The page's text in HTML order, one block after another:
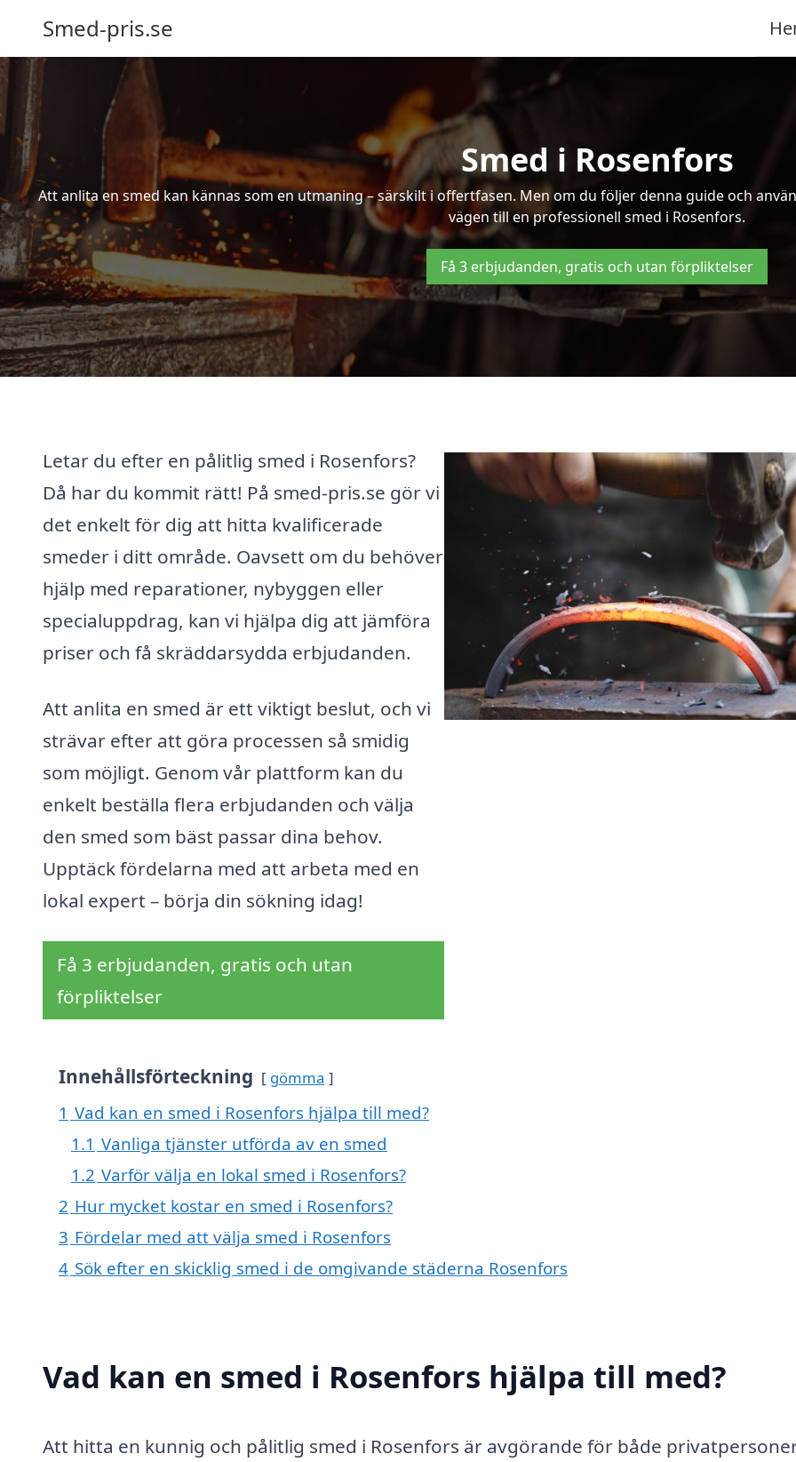
Smed-pris.se
Smed i Rosenfors
Att anlita en smed kan kännas som en utmaning – särskilt i offertfasen. Men om du följer denna guide och
vägen till en professionell smed i Rosenfors.
Få 3 erbjudanden, gratis och utan förpliktelser
Letar du efter en pålitlig smed i Rosenfors?
Då har du kommit rätt! På smed-pris.se gör vi
det enkelt för dig att hitta kvalificerade
smeder i ditt område. Oavsett om du behöver
hjälp med reparationer, nybyggen eller
specialuppdrag, kan vi hjälpa dig att jämföra
priser och få skräddarsydda erbjudanden.
Att anlita en smed är ett viktigt beslut, och vi
strävar efter att göra processen så smidig
som möjligt. Genom vår plattform kan du
enkelt beställa flera erbjudanden och välja
den smed som bäst passar dina behov.
Upptäck fördelarna med att arbeta med en
lokal expert – börja din sökning idag!
Få 3 erbjudanden, gratis och utan
förpliktelser
Innehållsförteckning gömma
1 Vad kan en smed i Rosenfors hjälpa till med?
1.1 Vanliga tjänster utförda av en smed
1.2 Varför välja en lokal smed i Rosenfors?
2 Hur mycket kostar en smed i Rosenfors?
3 Fördelar med att välja smed i Rosenfors
4 Sök efter en skicklig smed i de omgivande städerna Rosenfors
Vad kan en smed i Rosenfors hjälpa till med?
Att hitta en kunnig och pålitlig smed i Rosenfors är avgörande för både